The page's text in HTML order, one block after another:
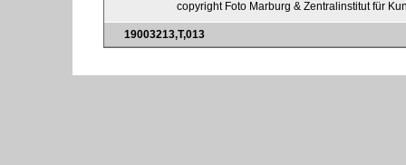
copyright Foto Marburg & Zentralinstitut für
19003213,T,013